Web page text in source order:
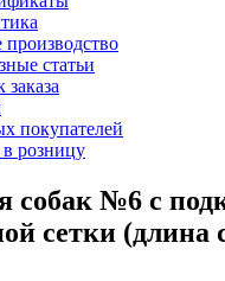
статьи
заказа
покупателей
розницу
собак №6 с
сетки (длина